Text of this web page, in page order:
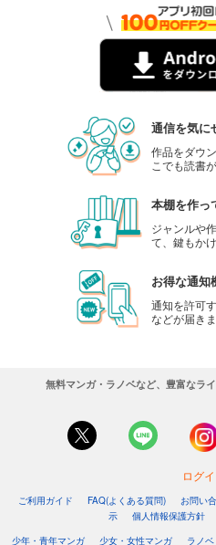
通信を気に
作品をダウ
こでも読書
本棚を作っ
ジャンルや
て、鍵もか
お得な通知
通知を許可
などが届きま
無料マンガ・ラノベなど、豊富なラ
ログ
ご利用ガイド FAQ(よくある質問) お問い
示
個人情報保護方針
少年・青年マンガ
少女・女性マンガ ラノベ